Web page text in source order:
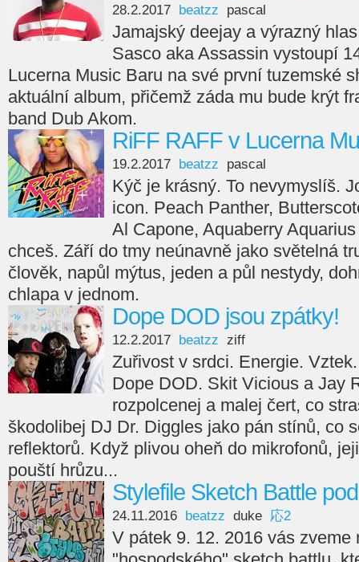
28.2.2017 beatzz pascal
Jamajský deejay a výrazný
Sasco aka Assassin vystoupí
Lucerna Music Baru na své první tuzemské
aktuální album, přičemž záda mu bude krýt
band Dub Akom.
RiFF RAFF v Lucerna
19.2.2017 beatzz pascal
Kýč je krásný. To nevymyslíš.
icon. Peach Panther,
Al Capone, Aquaberry
chceš. Září do tmy neúnavně jako světelná
člověk, napůl mýtus, jeden a půl nestydy,
chlapa v jednom.
Dope DOD jsou zpátky!
12.2.2017 beatzz ziff
Zuřivost v srdci. Energie.
Dope DOD. Skit Vicious a Jay
rozpolcenej a malej čert, co
škodolibej DJ Dr. Diggles jako pán stínů, co
reflektorů. Když plivou oheň do mikrofonů,
pouští hrůzu...
Stylefile Sketch Battle
24.11.2016 beatzz duke 応2
V pátek 9. 12. 2016 vás zveme